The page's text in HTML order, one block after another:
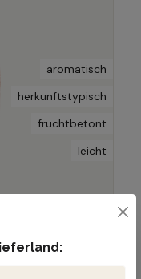
aromatisch
herkunftstypisch
fruchtbetont
leicht